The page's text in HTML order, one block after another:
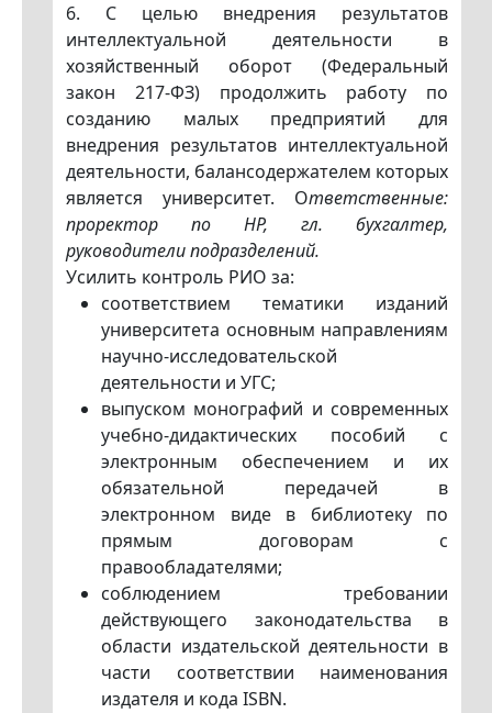
6. С целью внедрения результатов
интеллектуальной деятельности в
хозяйственный оборот (Федеральный
закон 217-ФЗ) продолжить работу по
созданию малых предприятий для
внедрения результатов интеллектуальной
деятельности, балансодержателем которых
является университет. Ответственные:
проректор по HP, гл. бухгалтер,
руководители подразделений.
Усилить контроль РИО за:
соответствием тематики изданий
университета основным направлениям
научно-исследовательской
деятельности и УГС;
выпуском монографий и современных
учебно-дидактических пособий с
электронным обеспечением и их
обязательной передачей в
электронном виде в библиотеку по
прямым договорам с
правообладателями;
соблюдением требовании
действующего законодательства в
области издательской деятельности в
части соответствии наименования
издателя и кода ISBN.